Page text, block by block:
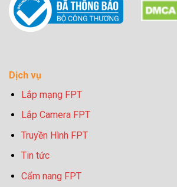
Dịch vụ
Lắp mạng FPT
Lắp Camera FPT
Truyền Hình FPT
Tin tức
Cẩm nang FPT